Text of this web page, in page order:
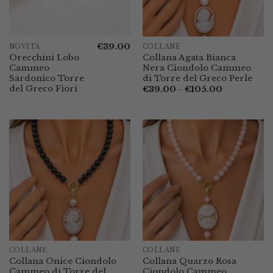
NOVITÀ
Orecchini Lobo
Cammeo
Sardonico Torre
del Greco Fiori
€39.00 COLLANE
Collana Agata Bianca
Nera Ciondolo Cammeo
di Torre del Greco Perle
€39.00 - €105.00Fascia
€39.00
€105.00
COLLANE
Collana Onice Ciondolo
COLLANE
Collana Quarzo Rosa